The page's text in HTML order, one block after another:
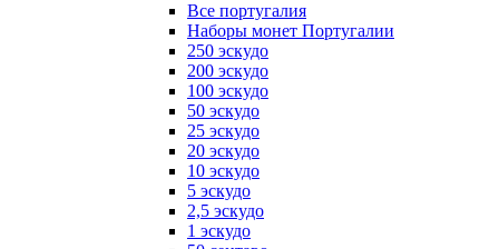
Все португалия
Наборы монет Португалии
250 эскудо
200 эскудо
100 эскудо
50 эскудо
25 эскудо
20 эскудо
10 эскудо
5 эскудо
2,5 эскудо
1 эскудо